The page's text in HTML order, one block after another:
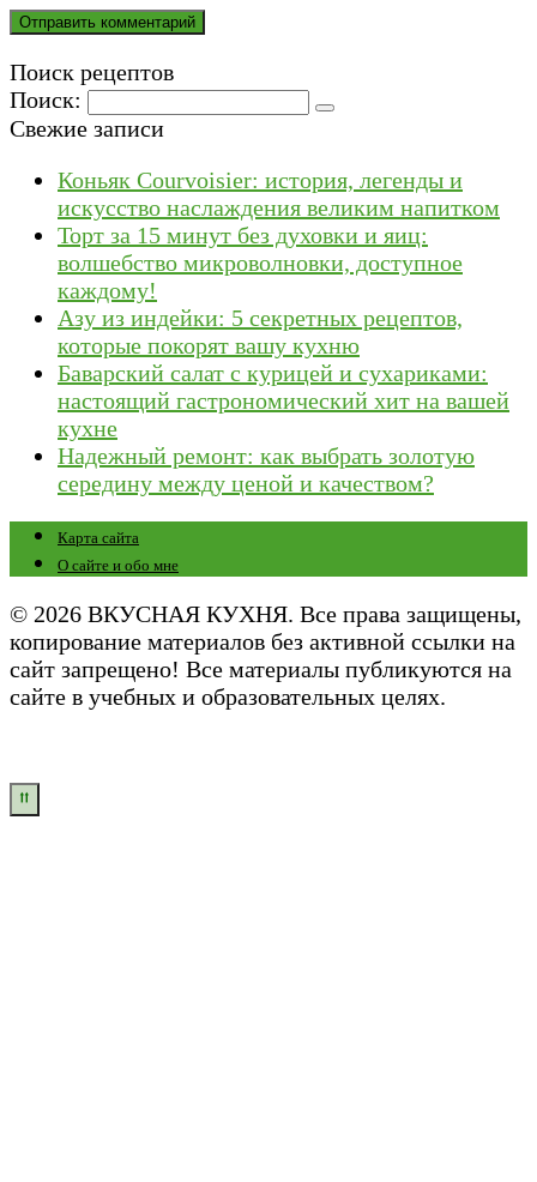
Поиск рецептов
Поиск:
Свежие записи
Коньяк Courvoisier: история, легенды и
искусство наслаждения великим напитком
Торт за 15 минут без духовки и яиц:
волшебство микроволновки, доступное
каждому!
Азу из индейки: 5 секретных рецептов,
которые покорят вашу кухню
Баварский салат с курицей и сухариками:
настоящий гастрономический хит на вашей
кухне
Надежный ремонт: как выбрать золотую
середину между ценой и качеством?
Карта сайта
О сайте и обо мне
© 2026 ВКУСНАЯ КУХНЯ. Все права защищены,
копирование материалов без активной ссылки на
сайт запрещено! Все материалы публикуются на
сайте в учебных и образовательных целях.